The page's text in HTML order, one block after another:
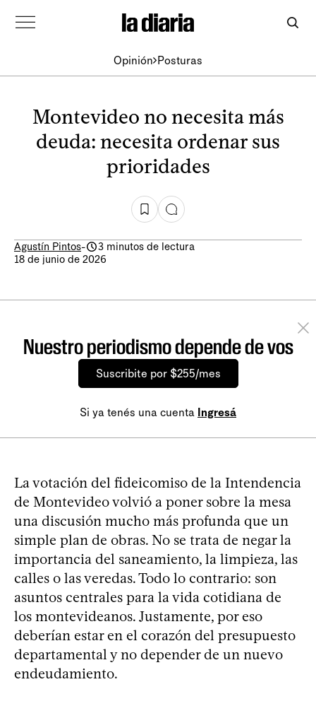
Opinión Posturas
Montevideo no necesita más
deuda: necesita ordenar sus
prioridades
Agustín Pintos-
3 minutos de lectura
18 de junio de 2026
Nuestro periodismo depende de vos
Suscribite por $255/mes
Si ya tenés una cuenta Ingresá
La votación del fideicomiso de la Intendencia
de Montevideo volvió a poner sobre la mesa
una discusión mucho más profunda que un
simple plan de obras. No se trata de negar la
importancia del saneamiento, la limpieza, las
calles o las veredas. Todo lo contrario: son
asuntos centrales para la vida cotidiana de
los montevideanos. Justamente, por eso
deberían estar en el corazón del presupuesto
departamental y no depender de un nuevo
endeudamiento.